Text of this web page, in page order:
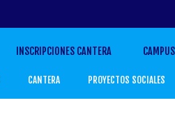
INSCRIPCIONES CANTERA CAMPUS
CANTERA PROYECTOS SOCIALES